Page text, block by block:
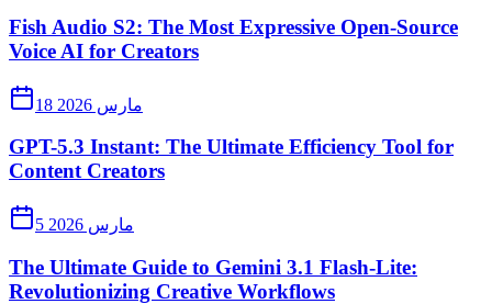
Fish Audio S2: The Most Expressive Open-Source
Voice AI for Creators
18 مارس 2026
GPT-5.3 Instant: The Ultimate Efficiency Tool for
Content Creators
5 مارس 2026
The Ultimate Guide to Gemini 3.1 Flash-Lite:
Revolutionizing Creative Workflows